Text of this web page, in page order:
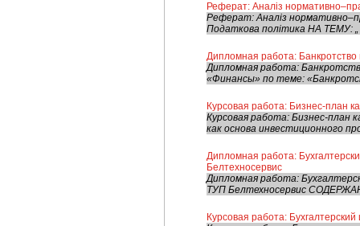
Реферат: Аналіз
Реферат: Аналіз
Податкова політика НА ТЕМУ: „
Дипломная работа:
Дипломная работа:
«Финансы» по теме:
Курсовая работа: Бизнес-план
Курсовая работа: Бизнес-план
как основа инвестиционного
Дипломная работа:
Белтехносервис
Дипломная работа:
ТУП Белтехносервис
Курсовая работа: